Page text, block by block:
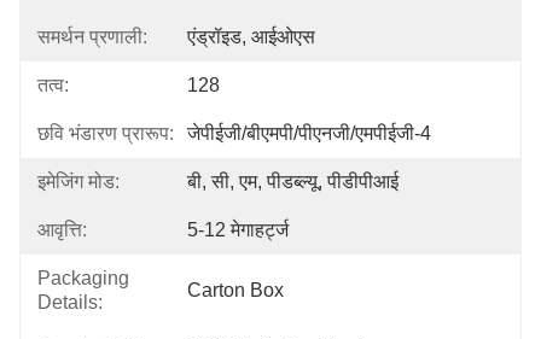
समर्थन प्रणाली: एंड्रॉइड, आईओएस
तत्व: 128
छवि भंडारण प्रारूप: जेपीईजी/बीएमपी/पीएनजी/एमपीईजी-4
इमेजिंग मोड: बी, सी, एम, पीडब्ल्यू, पीडीपीआई
आवृत्ति: 5-12 मेगाहर्ट्ज
Packaging
Details:
Carton Box